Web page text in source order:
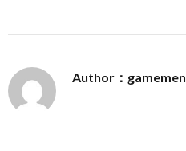
Author：gamemen